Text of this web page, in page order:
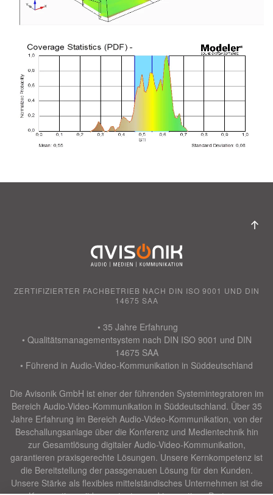
Vergrößern
ZERTIFIZIERTER FACHBETRIEB NACH DIN ISO 9001 UND DIN
14675 SAA
• 35 Jahre Erfahrung
• Qualitätsmanagementsystem nach DIN ISO 9001 und DIN
14675 SAA
• Führend in Audio-Video-Kommunikation in Süddeutschland
Die Avisonik GmbH ist einer der führenden Systemintegratoren im
Bereich Audio-Video-Kommunikation in Süddeutschland. Über 35
Jahre Erfahrung im Bereich Audio-Video-Kommunikation, von der
Beschallungsanlage über die Konferenz und Medientechnik hin
zur Gesamtlösung digitaler Audio-Video-Kommunikation,
garantieren praxisgerechte Lösungen. Unsere Kernkompetenz ist
die Bereitstellung der passgenauen Lösung für den Kunden.
Unsere Stärke als flexibles mittelständisches Unternehmen ist die